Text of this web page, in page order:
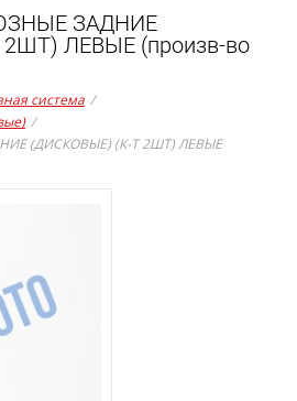
ЗАДНИЕ
ЛЕВЫЕ (произв-во
система /
/
(ДИСКОВЫЕ) (К-Т 2ШТ) ЛЕВЫЕ